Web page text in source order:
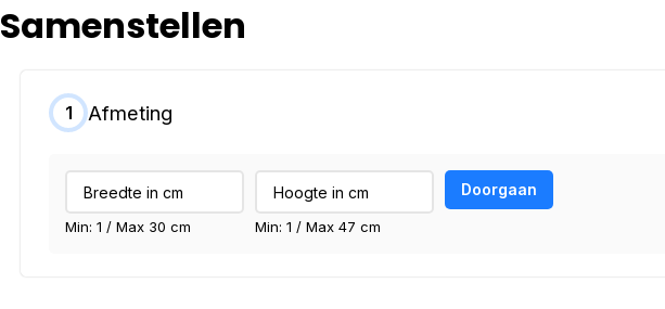
Samenstellen
1 Afmeting
Min: 1 / Max 30 cm Min: 1 / Max 47 cm
Doorgaan